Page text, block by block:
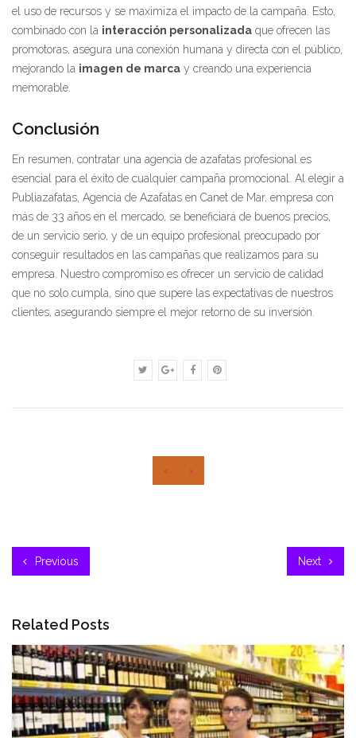
el uso de recursos y se maximiza el impacto de la campaña. Esto,
combinado con la interacción personalizada que ofrecen las
promotoras, asegura una conexión humana y directa con el público,
mejorando la imagen de marca y creando una experiencia
memorable.
Conclusión
En resumen, contratar una agencia de azafatas profesional es
esencial para el éxito de cualquier campaña promocional. Al elegir a
Publiazafatas, Agencia de Azafatas en Canet de Mar, empresa con
más de 33 años en el mercado, se beneficiará de buenos precios,
de un servicio serio, y de un equipo profesional preocupado por
conseguir resultados en las campañas que realizamos para su
empresa. Nuestro compromiso es ofrecer un servicio de calidad
que no solo cumpla, sino que supere las expectativas de nuestros
clientes, asegurando siempre el mejor retorno de su inversión.
‹ ›
Previous Next
Related Posts